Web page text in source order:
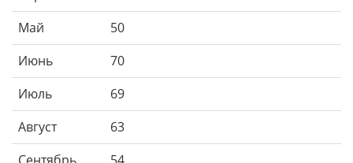
Май
50
Июнь
70
Июль
69
Август
63
Сентябрь
54